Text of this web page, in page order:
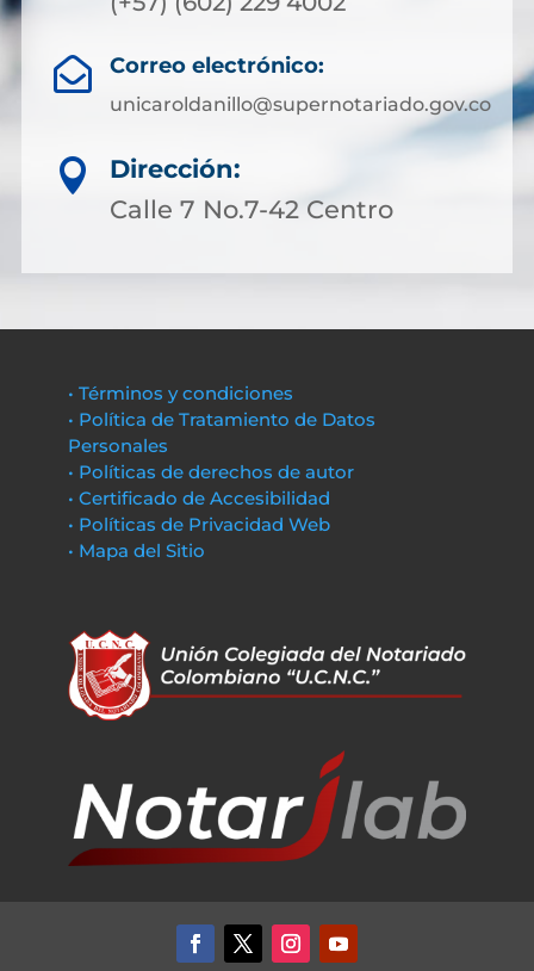
 Correo electrónico:
unicaroldanillo@supernotariado.gov.co

Dirección:
Calle 7 No.7-42 Centro
• Términos y condiciones
• Política de Tratamiento de Datos
Personales
• Políticas de derechos de autor
• Certificado de Accesibilidad
• Políticas de Privacidad Web
• Mapa del Sitio